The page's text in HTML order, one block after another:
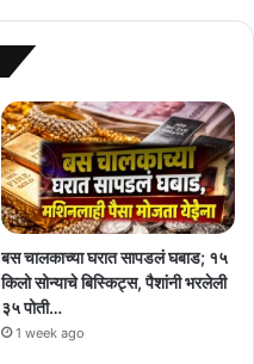
बस चालकाच्या घरात सापडलं घबाड; १५
किलो सोन्याचे बिस्किट्स, पैशांनी भरलेली
३५ पोती…
1 week ago